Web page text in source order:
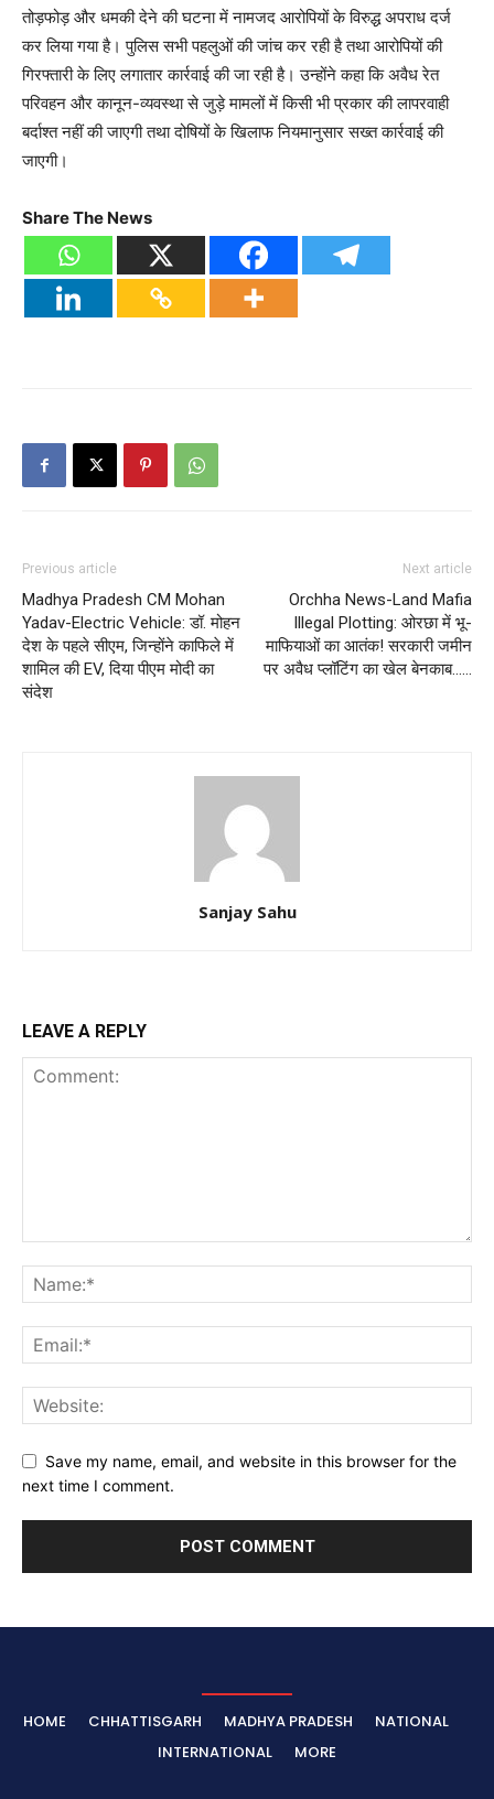
तोड़फोड़ और धमकी देने की घटना में नामजद आरोपियों के विरुद्ध अपराध दर्ज
कर लिया गया है। पुलिस सभी पहलुओं की जांच कर रही है तथा आरोपियों की
गिरफ्तारी के लिए लगातार कार्रवाई की जा रही है। उन्होंने कहा कि अवैध रेत
परिवहन और कानून-व्यवस्था से जुड़े मामलों में किसी भी प्रकार की लापरवाही
बर्दाश्त नहीं की जाएगी तथा दोषियों के खिलाफ नियमानुसार सख्त कार्रवाई की
जाएगी।
Share The News
Previous article
Madhya Pradesh CM Mohan
Yadav-Electric Vehicle: डॉ. मोहन
देश के पहले सीएम, जिन्होंने काफिले में
शामिल की EV, दिया पीएम मोदी का
संदेश
Next article
Orchha News-Land Mafia
Illegal Plotting: ओरछा में भू-
माफियाओं का आतंक! सरकारी जमीन
पर अवैध प्लॉटिंग का खेल बेनकाब……
Sanjay Sahu
LEAVE A REPLY
Save my name, email, and website in this browser for the
next time I comment.
HOME CHHATTISGARH MADHYA PRADESH
NATIONAL
INTERNATIONAL
MORE